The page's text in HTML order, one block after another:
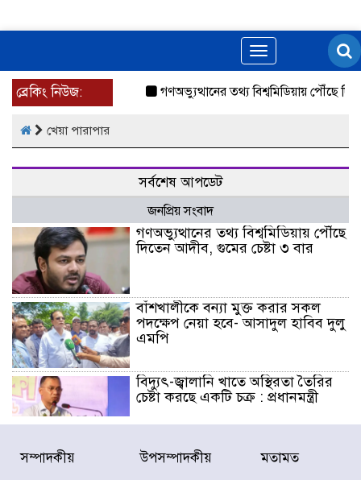
Toggle
navigation
ব্রেকিং নিউজ: গণঅভ্যুত্থানের তথ্য বিশ্বমিডিয়ায় পৌঁছে
খেয়া পারাপার
সর্বশেষ আপডেট
জনপ্রিয় সংবাদ
গণঅভ্যুত্থানের তথ্য বিশ্বমিডিয়ায় পৌঁছে
দিতেন আদীব, গুমের চেষ্টা ৩ বার
বাঁশখালীকে বন্যা মুক্ত করার সকল
পদক্ষেপ নেয়া হবে- আসাদুল হাবিব দুলু
এমপি
বিদ্যুৎ-জ্বালানি খাতে অস্থিরতা তৈরির
চেষ্টা করছে একটি চক্র : প্রধানমন্ত্রী
টাইফুন ‘ডলফিনের’ আঘাতে জাপানে
সম্পাদকীয় উপসম্পাদকীয় মতামত